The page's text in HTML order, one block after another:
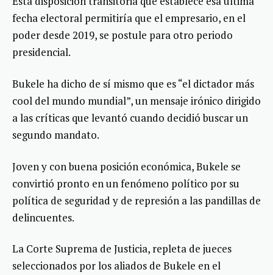
fecha electoral permitiría que el empresario, en el
poder desde 2019, se postule para otro periodo
presidencial.
Bukele ha dicho de sí mismo que es “el dictador más
cool del mundo mundial”, un mensaje irónico dirigido
a las críticas que levantó cuando decidió buscar un
segundo mandato.
Joven y con buena posición económica, Bukele se
convirtió pronto en un fenómeno político por su
política de seguridad y de represión a las pandillas de
delincuentes.
La Corte Suprema de Justicia, repleta de jueces
seleccionados por los aliados de Bukele en el